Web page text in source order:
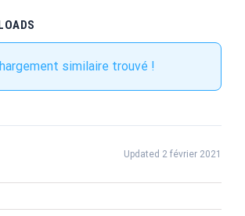
similaire trouvé !
Updated 2 février 2021